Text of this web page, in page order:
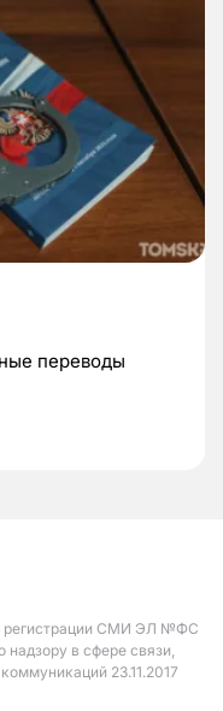
переводы
регистрации СМИ ЭЛ №ФС
в сфере связи,
23.11.2017